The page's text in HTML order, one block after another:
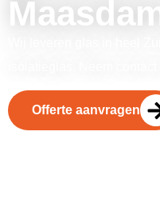
Maasdam!
Offerte aanvragen